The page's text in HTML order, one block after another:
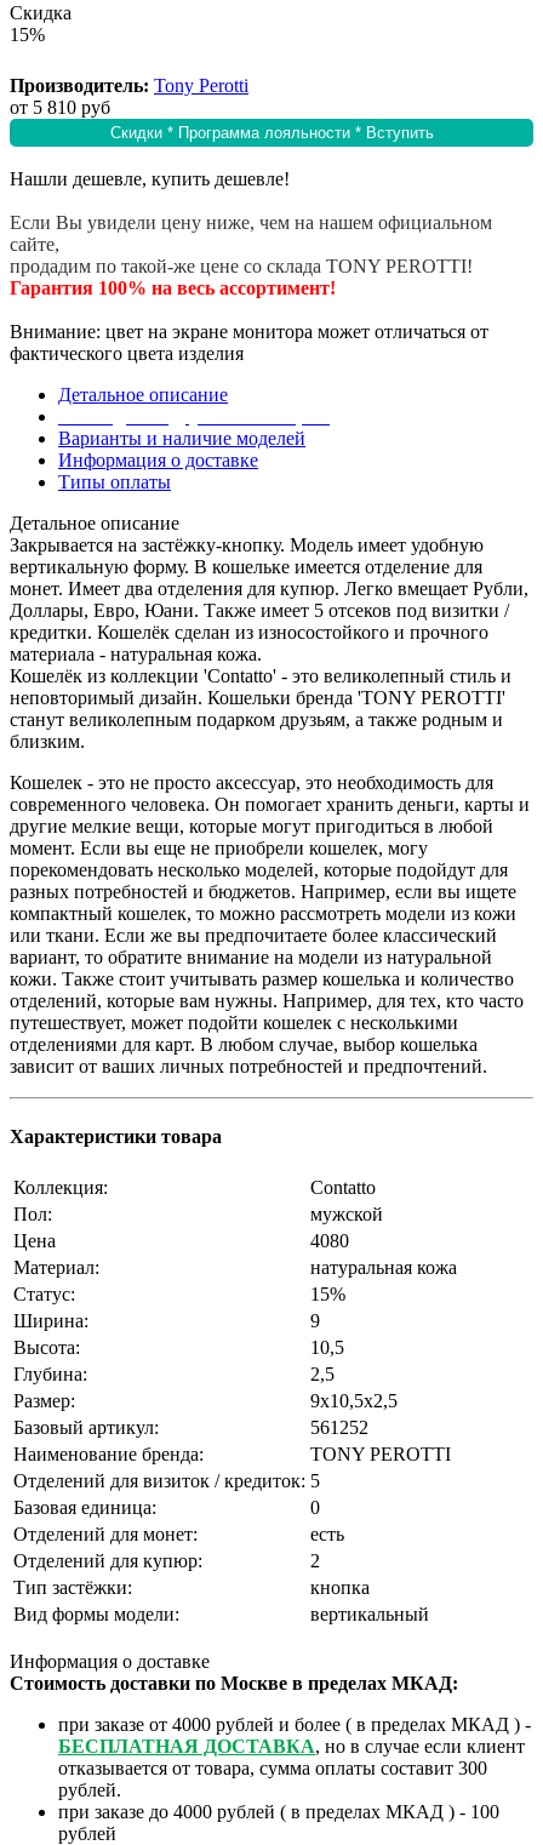
Скидка
15%
Производитель: Tony Perotti
от 5 810 руб
Скидки * Программа лояльности * Вступить
Нашли дешевле, купить дешевле!
Если Вы увидели цену ниже, чем на нашем официальном
сайте,
продадим по такой-же цене со склада TONY PEROTTI!
Гарантия 100% на весь ассортимент!
Внимание: цвет на экране монитора может отличаться от
фактического цвета изделия
Детальное описание
Варианты и наличие моделей
Информация о доставке
Типы оплаты
Детальное описание
Закрывается на застёжку-кнопку. Модель имеет удобную
вертикальную форму. В кошельке имеется отделение для
монет. Имеет два отделения для купюр. Легко вмещает Рубли,
Доллары, Евро, Юани. Также имеет 5 отсеков под визитки /
кредитки. Кошелёк сделан из износостойкого и прочного
материала - натуральная кожа.
Кошелёк из коллекции 'Contatto' - это великолепный стиль и
неповторимый дизайн. Кошельки бренда 'TONY PEROTTI'
станут великолепным подарком друзьям, а также родным и
близким.
Кошелек - это не просто аксессуар, это необходимость для
современного человека. Он помогает хранить деньги, карты и
другие мелкие вещи, которые могут пригодиться в любой
момент. Если вы еще не приобрели кошелек, могу
порекомендовать несколько моделей, которые подойдут для
разных потребностей и бюджетов. Например, если вы ищете
компактный кошелек, то можно рассмотреть модели из кожи
или ткани. Если же вы предпочитаете более классический
вариант, то обратите внимание на модели из натуральной
кожи. Также стоит учитывать размер кошелька и количество
отделений, которые вам нужны. Например, для тех, кто часто
путешествует, может подойти кошелек с несколькими
отделениями для карт. В любом случае, выбор кошелька
зависит от ваших личных потребностей и предпочтений.
Характеристики товара
Коллекция:
Contatto
Пол:
мужской
Цена
4080
Материал:
натуральная кожа
Статус:
15%
Ширина:
9
Высота:
10,5
Глубина:
2,5
Размер:
9x10,5x2,5
Базовый артикул:
561252
Наименование бренда:
TONY PEROTTI
Отделений для визиток / кредиток: 5
Базовая единица:
0
Отделений для монет:
есть
Отделений для купюр:
2
Тип застёжки:
кнопка
Вид формы модели:
вертикальный
Информация о доставке
Стоимость доставки по Москве в пределах МКАД:
при заказе от 4000 рублей и более ( в пределах МКАД ) -
БЕСПЛАТНАЯ ДОСТАВКА, но в случае если клиент
отказывается от товара, сумма оплаты составит 300
рублей.
при заказе до 4000 рублей ( в пределах МКАД ) - 100
рублей